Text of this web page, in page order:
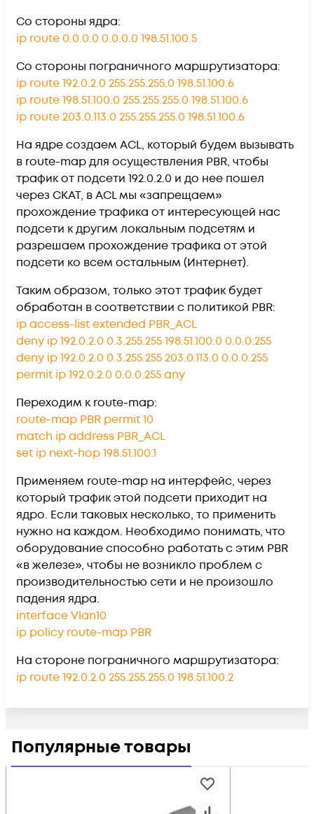
Со стороны ядра:
ip route 0.0.0.0 0.0.0.0 198.51.100.5
Со стороны пограничного маршрутизатора:
ip route 192.0.2.0 255.255.255.0 198.51.100.6
ip route 198.51.100.0 255.255.255.0 198.51.100.6
ip route 203.0.113.0 255.255.255.0 198.51.100.6
На ядре создаем ACL, который будем вызывать
в route-map для осуществления PBR, чтобы
трафик от подсети 192.0.2.0 и до нее пошел
через СКАТ, в ACL мы «запрещаем»
прохождение трафика от интересующей нас
подсети к другим локальным подсетям и
разрешаем прохождение трафика от этой
подсети ко всем остальным (Интернет).
Таким образом, только этот трафик будет
обработан в соответствии с политикой PBR:
ip access-list extended PBR_ACL
deny ip 192.0.2.0 0.3.255.255 198.51.100.0 0.0.0.255
deny ip 192.0.2.0 0.3.255.255 203.0.113.0 0.0.0.255
permit ip 192.0.2.0 0.0.0.255 any
Переходим к route-map:
route-map PBR permit 10
match ip address PBR_ACL
set ip next-hop 198.51.100.1
Применяем route-map на интерфейс, через
который трафик этой подсети приходит на
ядро. Если таковых несколько, то применить
нужно на каждом. Необходимо понимать, что
оборудование способно работать с этим PBR
«в железе», чтобы не возникло проблем с
производительностью сети и не произошло
падения ядра.
interface Vlan10
ip policy route-map PBR
На стороне пограничного маршрутизатора:
ip route 192.0.2.0 255.255.255.0 198.51.100.2
Популярные товары